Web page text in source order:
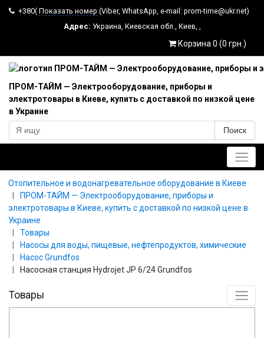
+380( Показать номер (Viber, WhatsApp, e-mail: prom-time@ukr.net)
Адрес: Украина, Киевская обл., Киев, ,
Корзина 0 (0 грн.)
ПРОМ-ТАЙМ — Электрооборудование, приборы и
электротовары в Киеве, купить с доставкой по низкой цене
в Украине
Поиск
Отопительное и водонагревательное оборудование в Киеве
ПРОМ-ТАЙМ — Электрооборудование, приборы и
электротовары в Киеве, купить с доставкой по низкой цене в
Украине
Товары
Насосы для воды, пищевые, нефтепродуктов, химические
Насос Grundfos
Насосная станция Hydrojet JP 6/24 Grundfos
Товары